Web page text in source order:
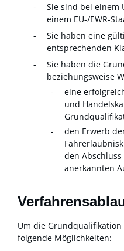
Sie sind bei einem
einem EU-/EWR-
Sie haben eine
entsprechenden
Sie haben die
beziehungsweise
eine
und
den Erwerb
den
anerkannten
Um die
folgende Möglichkeiten: